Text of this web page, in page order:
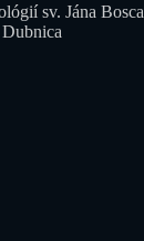
sv. Jána Bosca